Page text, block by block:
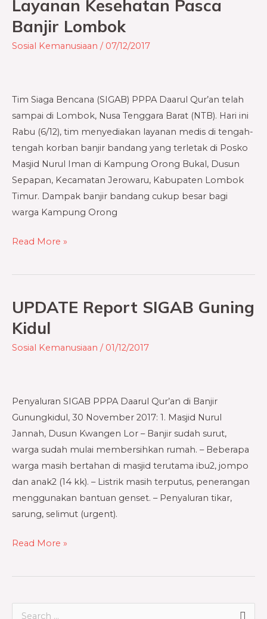
Layanan Kesehatan Pasca
Banjir Lombok
Sosial Kemanusiaan / 07/12/2017
Tim Siaga Bencana (SIGAB) PPPA Daarul Qur’an telah
sampai di Lombok, Nusa Tenggara Barat (NTB). Hari ini
Rabu (6/12), tim menyediakan layanan medis di tengah-
tengah korban banjir bandang yang terletak di Posko
Masjid Nurul Iman di Kampung Orong Bukal, Dusun
Sepapan, Kecamatan Jerowaru, Kabupaten Lombok
Timur. Dampak banjir bandang cukup besar bagi
warga Kampung Orong
Kesehatan
Pasca
Banjir
Read More »
UPDATE Report SIGAB Guning
Kidul
Sosial Kemanusiaan / 01/12/2017
Penyaluran SIGAB PPPA Daarul Qur’an di Banjir
Gunungkidul, 30 November 2017: 1. Masjid Nurul
Jannah, Dusun Kwangen Lor – Banjir sudah surut,
warga sudah mulai membersihkan rumah. – Beberapa
warga masih bertahan di masjid terutama ibu2, jompo
dan anak2 (14 kk). – Listrik masih terputus, penerangan
menggunakan bantuan genset. – Penyaluran tikar,
sarung, selimut (urgent).
UPDATE
Report
SIGAB
Guning
Read More »